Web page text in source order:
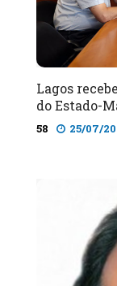
Lagos
do Estado-
58 25/07/